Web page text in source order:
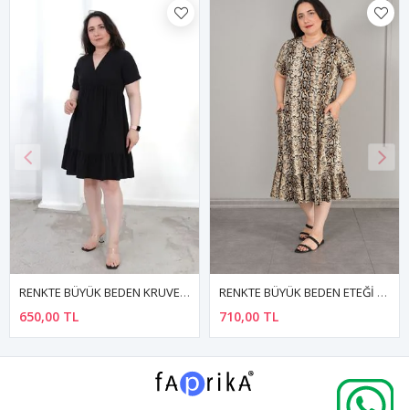
RENKTE BÜYÜK BEDEN KRUVEZE YAKA BÜZGÜLÜ SİYAH ELBİSE
650,00 TL
RENKTE BÜYÜK BEDEN ETEĞİ BÜZGÜLÜ CEPLİ DESENLİ ELBİSE
710,00 TL